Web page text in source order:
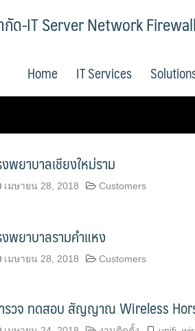
ด-IT Server Network
Home IT Services
งพยาบาลเชียงใหม่ราม
เมษายน 28, 2018 Customers
งพยาบาลรามคำแหง
เมษายน 28, 2018 Customers
รวจ ทดสอบ สัญญาณ Wireless